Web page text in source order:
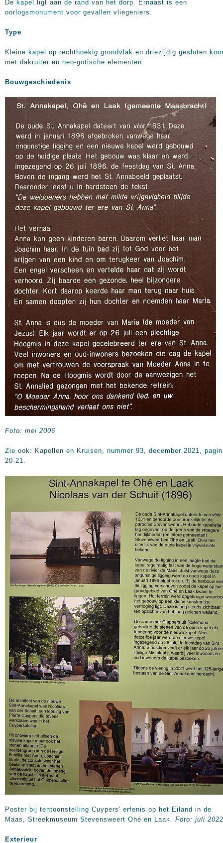
De kapel ligt aan de rand van het dorp. Ernaast is een
oorlogsmonument voor gevallen vliegeniers.
Type
Kleine kapel op rechthoekig grondvlak en driezijdig gesloten
met dakruiter en neo-gotische elementen.
Bouwgeschiedenis
Foto: mei 2006
Zie ook: Kapellen en Kruisen, nummer 93, december 2021,
20-21.
Poster bij tentoonstelling Cuypers' erfenis op het Eiland in de
Maas, Streekmuseum Stevensweert Ohé en Laak. Foto: juli 2022
Exterieur